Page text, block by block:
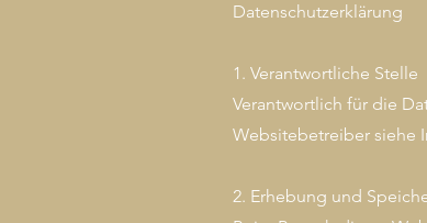
Datenschutzerklärung
1. Verantwortliche Stelle
Verantwortlich für die
Websitebetreiber siehe
2. Erhebung und